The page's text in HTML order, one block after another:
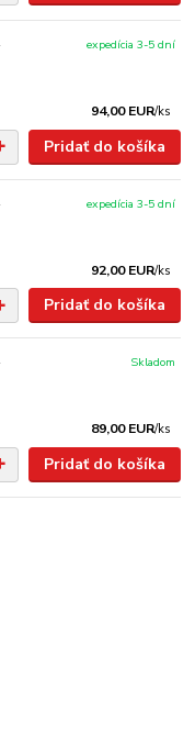
94,00 EUR/ks
expedícia 3-5 dní
Pridať do košíka
92,00 EUR/ks
expedícia 3-5 dní
Pridať do košíka
89,00 EUR/ks
Skladom
Pridať do košíka